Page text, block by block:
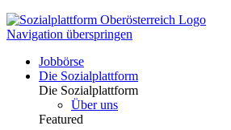
Navigation überspringen
Jobbörse
Die Sozialplattform
Die Sozialplattform
Über uns
Featured